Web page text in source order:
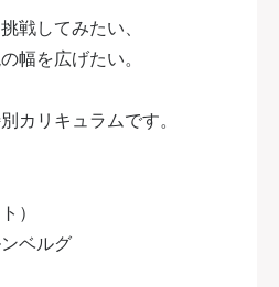
戦してみたい、
幅を広げたい。
カリキュラムです。
）
ベルグ